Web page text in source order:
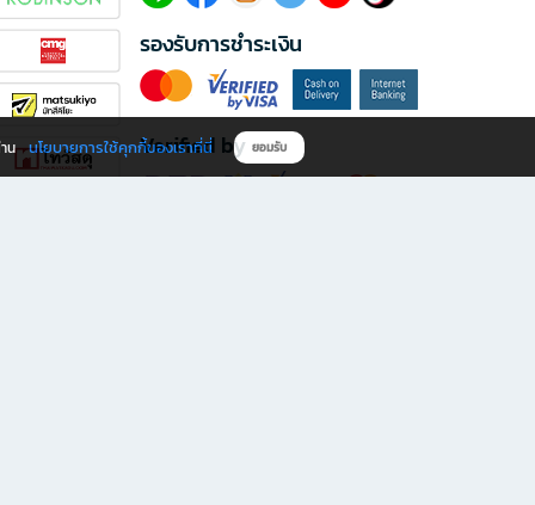
รองรับการชำระเงิน
Verified by
น นโยบายการใช้คุกกี้ของเราที่นี่ ยอมรับ